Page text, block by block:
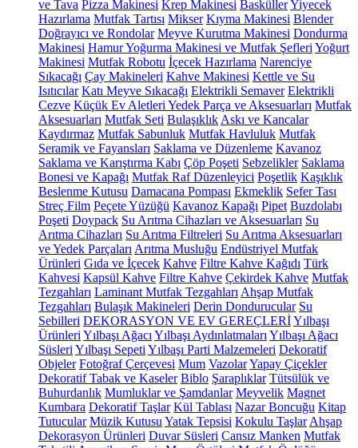
ve Tava Pizza Makinesi Krep Makinesi BasküllerYiyecek
Hazırlama Mutfak Tartısı Mikser Kıyma Makinesi Blender
Doğrayıcı ve Rondolar Meyve Kurutma Makinesi Dondurma
Makinesi Hamur Yoğurma Makinesi ve Mutfak Şefleri Yoğurt
Makinesi Mutfak Robotu İçecek Hazırlama Narenciye
Sıkacağı Çay Makineleri Kahve Makinesi Kettle ve Su
Isıtıcılar Katı Meyve Sıkacağı Elektrikli Semaver Elektrikli
Cezve Küçük Ev Aletleri Yedek Parça ve Aksesuarları Mutfak
Aksesuarları Mutfak Seti Bulaşıklık Askı ve Kancalar
Kaydırmaz Mutfak Sabunluk Mutfak Havluluk Mutfak
Seramik ve Fayansları Saklama ve Düzenleme Kavanoz
Saklama ve Karıştırma Kabı Çöp Poşeti Sebzelikler Saklama
Bonesi ve Kapağı Mutfak Raf Düzenleyici Poşetlik Kaşıklık
Beslenme Kutusu Damacana Pompası Ekmeklik Sefer Tası
Streç Film Peçete Yüzüğü Kavanoz Kapağı Pipet Buzdolabı
Poşeti Doypack Su Arıtma Cihazları ve Aksesuarları Su
Arıtma Cihazları Su Arıtma Filtreleri Su Arıtma Aksesuarları
ve Yedek Parçaları Arıtma Musluğu Endüstriyel Mutfak
Ürünleri Gıda ve İçecek Kahve Filtre Kahve Kağıdı Türk
Kahvesi Kapsül Kahve Filtre Kahve Çekirdek Kahve Mutfak
Tezgahları Laminant Mutfak Tezgahları Ahşap Mutfak
Tezgahları Bulaşık Makineleri Derin Dondurucular Su
Sebilleri DEKORASYON VE EV GEREÇLERİYılbaşı
Ürünleri Yılbaşı Ağacı Yılbaşı Aydınlatmaları Yılbaşı Ağacı
Süsleri Yılbaşı Sepeti Yılbaşı Parti Malzemeleri Dekoratif
Objeler Fotoğraf Çerçevesi Mum VazolarYapay Çiçekler
Dekoratif Tabak ve Kaseler Biblo Şaraplıklar Tütsülük ve
Buhurdanlık Mumluklar ve Şamdanlar Meyvelik Magnet
Kumbara Dekoratif Taşlar Kül Tablası Nazar Boncuğu Kitap
Tutucular Müzik Kutusu Yatak Tepsisi Kokulu Taşlar Ahşap
Dekorasyon Ürünleri Duvar Süsleri Cansız Manken Mutfak